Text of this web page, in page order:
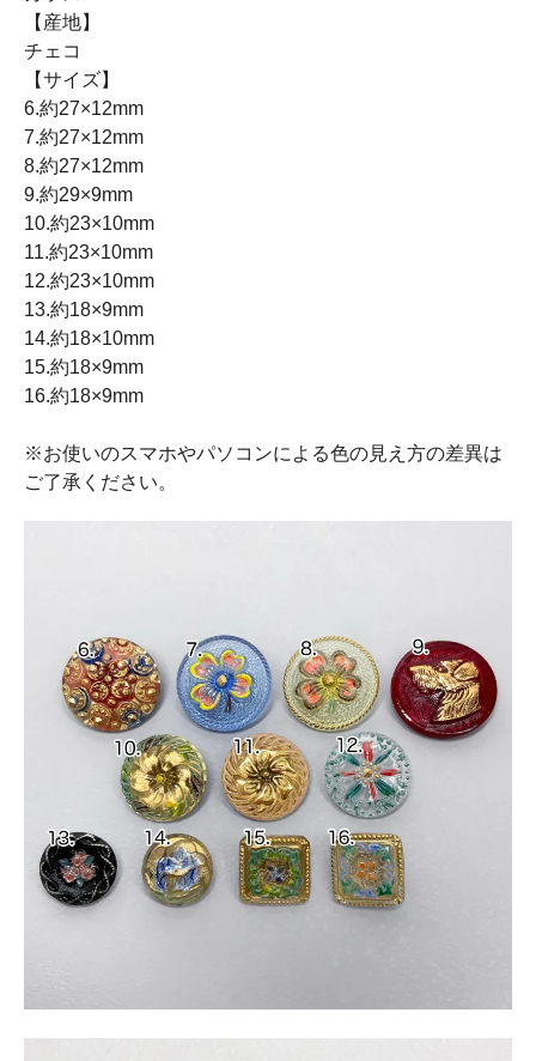
【産地】
チェコ
【サイズ】
6.約27×12mm
7.約27×12mm
8.約27×12mm
9.約29×9mm
10.約23×10mm
11.約23×10mm
12.約23×10mm
13.約18×9mm
14.約18×10mm
15.約18×9mm
16.約18×9mm
※お使いのスマホやパソコンによる色の見え方の差異は
ご了承ください。